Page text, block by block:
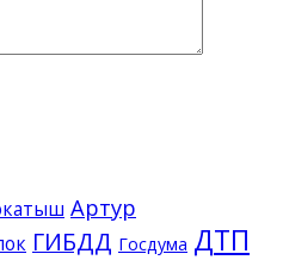
Артур
ГИБДД Госдума ДТП